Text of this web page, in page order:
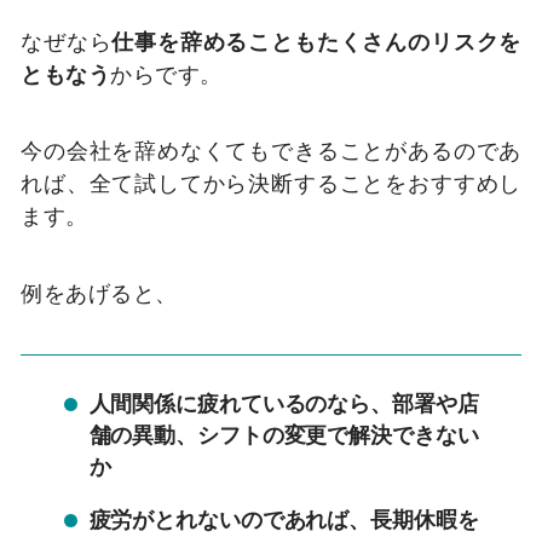
なぜなら仕事を辞めることもたくさんのリスクを
ともなう からです。
今の会社を辞めなくてもできることがあるのであ
れば、全て試してから決断することをおすすめし
ます。
例をあげると、
人間関係に疲れているのなら、部署や店
舗の異動、シフトの変更で解決できない
か
疲労がとれないのであれば、長期休暇を